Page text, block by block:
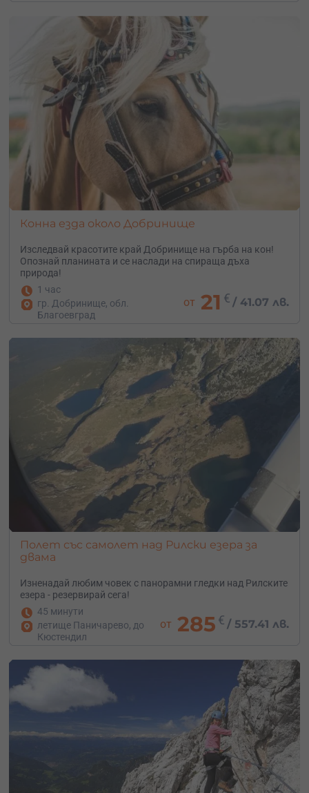
Конна езда около Добринище
Изследвай красотите край Добринище на гърба на кон!
Опознай планината и се наслади на спираща дъха
природа!
1 час
гр. Добринище, обл.
Благоевград
от 21 € /41.07 лв.
Полет със самолет над Рилски езера за
двама
Изненадай любим човек с панорамни гледки над Рилските
езера - резервирай сега!
45 минути
летище Паничарево, до
Кюстендил
от 285 € /557.41 лв.